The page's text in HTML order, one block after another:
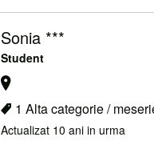
Sonia ***
Student
1 Alta categorie /
Actualizat 10 ani in urma